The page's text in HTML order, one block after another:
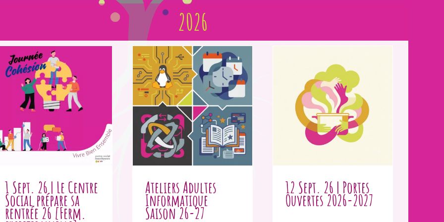
2026
1 Sept. 26 | Le Centre
Social prépare sa
rentrée 26 [Ferm.
Ateliers Adultes
Informatique
Saison 26-27
12 Sept. 26 | Portes
Ouvertes 2026-2027